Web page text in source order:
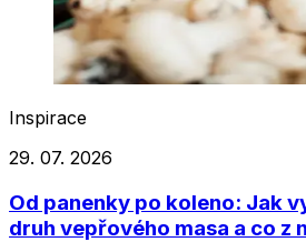
Inspirace
29. 07. 2026
Od panenky po koleno: Jak
druh vepřového masa a co z